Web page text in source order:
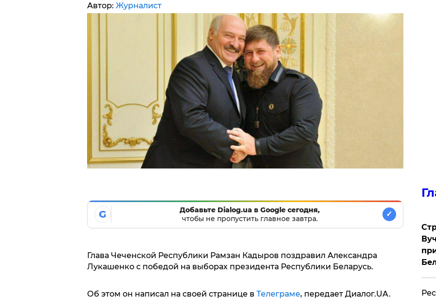
Автор: Журналист
G
Добавьте Dialog.ua в Google сегодня,
чтобы не пропустить главное завтра.
✓
Глава Чеченской Республики Рамзан Кадыров поздравил Александра
Лукашенко с победой на выборах президента Республики Беларусь.
Об этом он написал на своей странице в Телеграме, передает Диалог.UA.